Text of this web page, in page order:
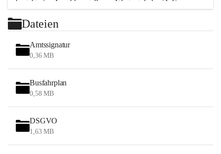
besteht eine Anschlussstelle zur Westautobahn (A 1).
Wien erreicht man in ca. 45 Minuten.
Stössing zählt noch zum Naherholungsraum Wien sowie
zum Naherholungsraum St. Pölten. Viele Bauernhöfe hatten
„ihre Wiener“. Seit 1960 bauten viele Wiener
Wochenendhäuser im Gemeindegebiet. Wegen des
waldreichen Jagdgebietes haben viele Jagdpächter ihre
Das Wandern ist aus touristischer Sicht die bedeutendste
Tätigkeit. Das hügelige Gebiet mit Wanderwegen durch
Wiesen, Wälder und Obstkulturen lädt dazu ein. Gefördert
Dateien
Amtssignatur
0,36 MB
Busfahrplan
0,58 MB
DSGVO
1,63 MB